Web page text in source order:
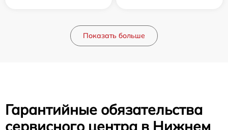
Показать больше
Гарантийные обязательства
сервисного центра в Нижнем